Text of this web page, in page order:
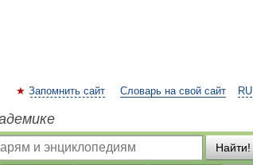
RU
Запомнить сайт Словарь на свой сайт
Найти!